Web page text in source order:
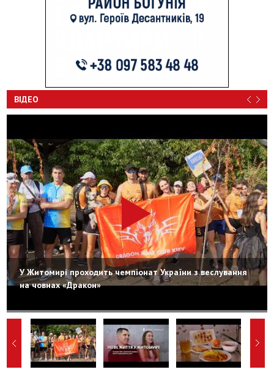
ВІДЕО
У Житомирі проходить чемпіонат України з веслування
на човнах «Дракон»